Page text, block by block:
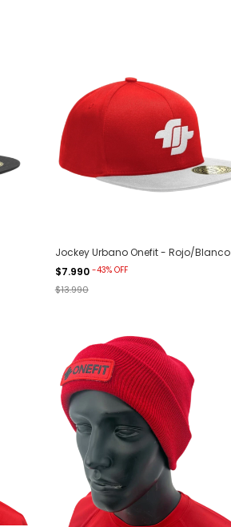
Jockey Urbano Onefit - Rojo/Blanco
$7.990 -43% OFF
$13.990